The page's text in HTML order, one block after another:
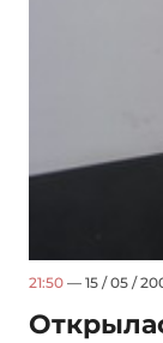
21:50 — 15 / 05 /